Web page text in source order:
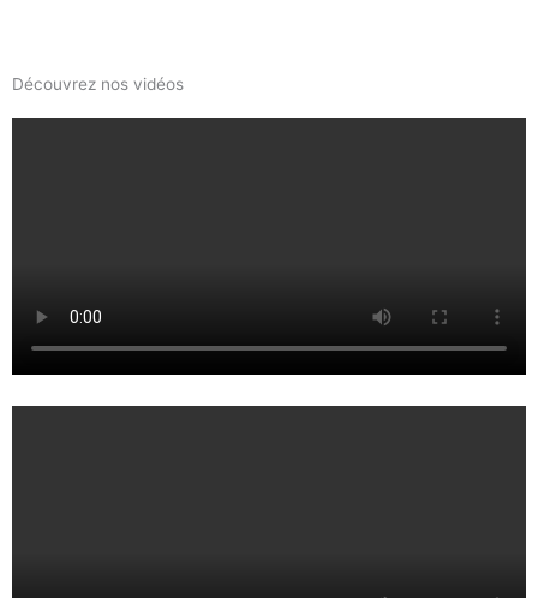
Découvrez nos vidéos